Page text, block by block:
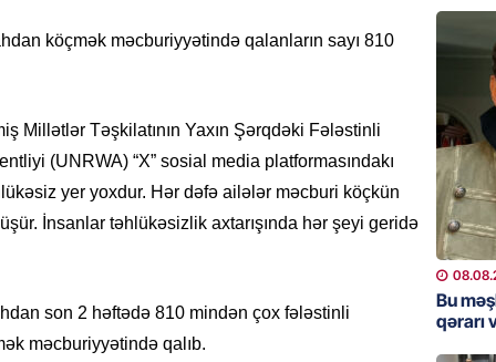
köçmək məcburiyyətində qalanların sayı 810
Millətlər Təşkilatının Yaxın Şərqdəki Fələstinli
(UNRWA) “X” sosial media platformasındakı
yer yoxdur. Hər dəfə ailələr məcburi köçkün
İnsanlar təhlükəsizlik axtarışında hər şeyi geridə
son 2 həftədə 810 mindən çox fələstinli
məcburiyyətində qalıb.
MANŞET
Video
BANNER
Məsud
Bu
qərarı